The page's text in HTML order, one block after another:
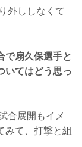
外ししなくて
で扇久保選手と
いてはどう思っ
合展開もイメ
みて、打撃と組